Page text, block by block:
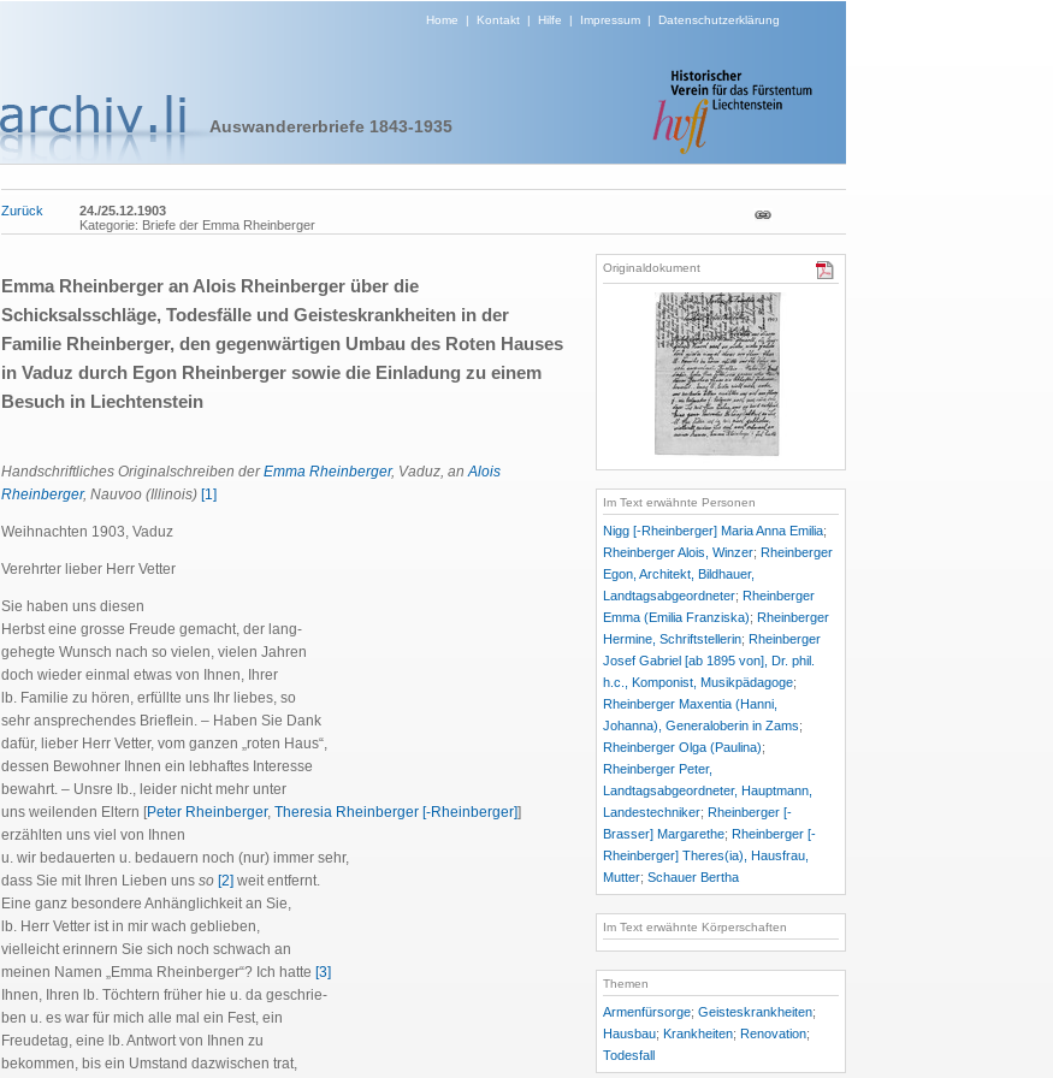
Home | Kontakt| Hilfe | Impressum| Datenschutzerklärung
Auswandererbriefe 1843-1935
Zurück
24./25.12.1903
Kategorie: Briefe der Emma Rheinberger
Emma Rheinberger an Alois Rheinberger über die
Schicksalsschläge, Todesfälle und Geisteskrankheiten in der
Familie Rheinberger, den gegenwärtigen Umbau des Roten Hauses
in Vaduz durch Egon Rheinberger sowie die Einladung zu einem
Besuch in Liechtenstein
Handschriftliches Originalschreiben derEmma Rheinberger, Vaduz, anAlois
Rheinberger, Nauvoo (Illinois) [1]
Weihnachten 1903, Vaduz
Verehrter lieber Herr Vetter
Sie haben uns diesen
Herbst eine grosse Freude gemacht, der lang-
gehegte Wunsch nach so vielen, vielen Jahren
doch wieder einmal etwas von Ihnen, Ihrer
lb. Familie zu hören, erfüllte uns Ihr liebes, so
sehr ansprechendes Brieflein. – Haben Sie Dank
dafür, lieber Herr Vetter, vom ganzen „roten Haus“,
dessen Bewohner Ihnen ein lebhaftes Interesse
bewahrt. – Unsre lb., leider nicht mehr unter
uns weilenden Eltern [Peter Rheinberger, Theresia Rheinberger [-Rheinberger]]
erzählten uns viel von Ihnen
u. wir bedauerten u. bedauern noch (nur) immer sehr,
dass Sie mit Ihren Lieben uns so [2] weit entfernt.
Eine ganz besondere Anhänglichkeit an Sie,
lb. Herr Vetter ist in mir wach geblieben,
vielleicht erinnern Sie sich noch schwach an
meinen Namen „Emma Rheinberger“? Ich hatte [3]
Ihnen, Ihren lb. Töchtern früher hie u. da geschrie-
ben u. es war für mich alle mal ein Fest, ein
Freudetag, eine lb. Antwort von Ihnen zu
bekommen, bis ein Umstand dazwischen trat,
Originaldokument
Im Text erwähnte Personen
Nigg [-Rheinberger] Maria Anna Emilia;
Rheinberger Alois, Winzer; Rheinberger
Egon, Architekt, Bildhauer,
Landtagsabgeordneter; Rheinberger
Emma (Emilia Franziska); Rheinberger
Hermine, Schriftstellerin; Rheinberger
Josef Gabriel [ab 1895 von], Dr. phil.
h.c., Komponist, Musikpädagoge;
Rheinberger Maxentia (Hanni,
Johanna), Generaloberin in Zams;
Rheinberger Olga (Paulina);
Rheinberger Peter,
Landtagsabgeordneter, Hauptmann,
Landestechniker; Rheinberger [-
Brasser] Margarethe; Rheinberger [-
Rheinberger] Theres(ia), Hausfrau,
Mutter; Schauer Bertha
Im Text erwähnte Körperschaften
Themen
Armenfürsorge; Geisteskrankheiten;
Hausbau; Krankheiten; Renovation;
Todesfall